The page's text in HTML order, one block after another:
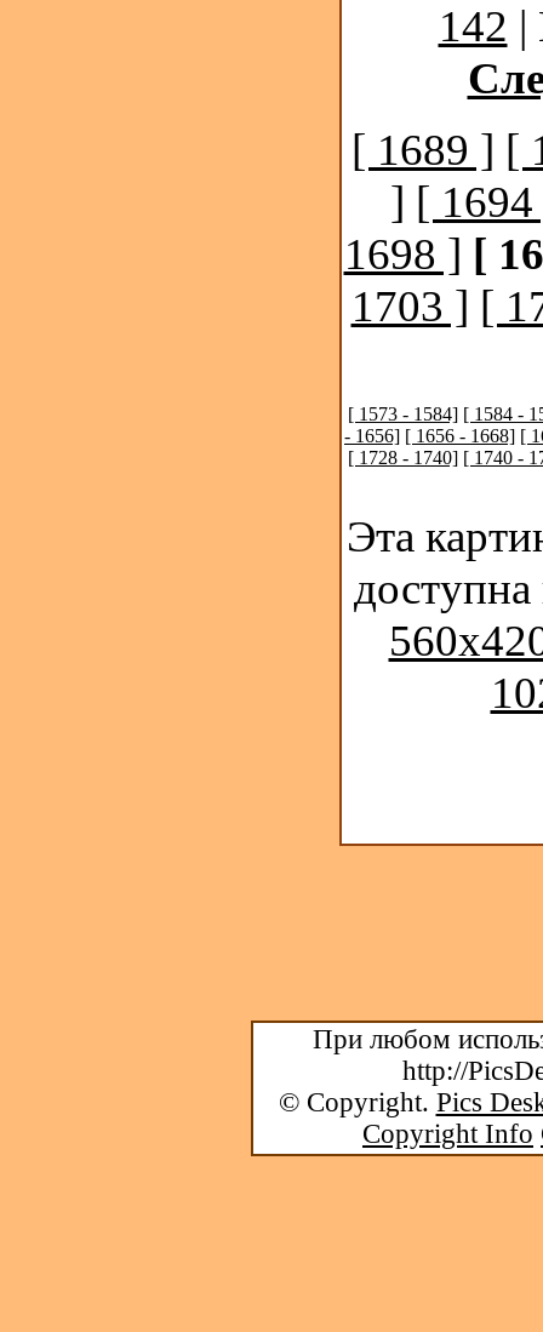
142 |
[ 1689 ] [
] [
1698 ] [
1703 ] [
[ 1573 - 1584] [ 1584 -
- 1656] [ 1656 - 1668] [
[ 1728 - 1740] [ 1740 -
Эта
При любом
http://
© Copyright. Pics
Copyright Info